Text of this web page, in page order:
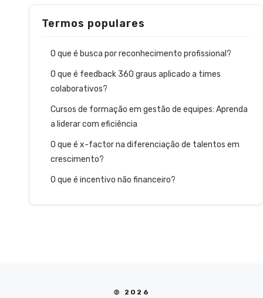
Termos populares
O que é busca por reconhecimento profissional?
O que é feedback 360 graus aplicado a times
colaborativos?
Cursos de formação em gestão de equipes: Aprenda
a liderar com eficiência
O que é x-factor na diferenciação de talentos em
crescimento?
O que é incentivo não financeiro?
© 2026